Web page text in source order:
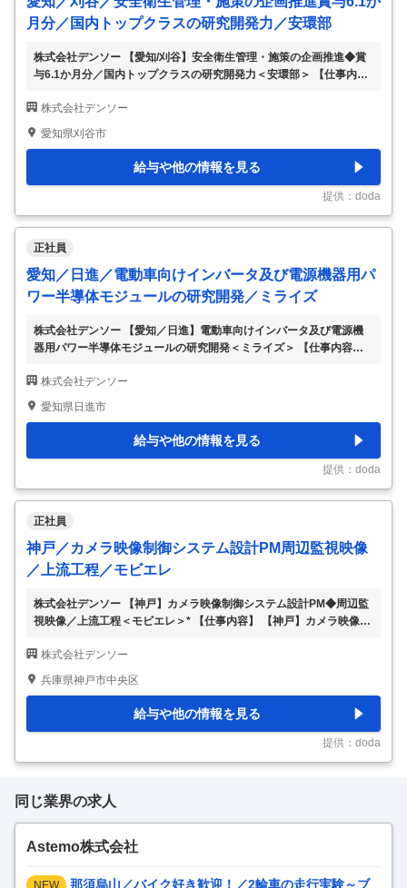
月分／国内トップクラスの研究開発力／安環部
株式会社デンソー 【愛知/刈谷】安全衛生管理・施策の企画推進◆賞
与6.1か月分／国内トップクラスの研究開発力＜安環部＞ 【仕事内
国内トップクラスの研究開発力＜安環部＞ 【具体的な仕事内容】 ※
安全衛生業務経験者、工学系知識をお持ちの方歓迎※ ■業務内容：
全、作業改善等） （3）設備・職場の安全衛生点検・指導 （4）各種
現場調査、解析（災害・事故調査、作業環境測定等） （5）安全衛生
基準類の作成 （6）法定届出業務 （7）安全衛生教育の企画、推進
（8）社内・国内・…
株式会社デンソー
愛知県刈谷市
給与や他の情報を見る
提供：doda
正社員
愛知／日進／電動車向けインバータ及び電源機器用パ
ワー半導体モジュールの研究開発／ミライズ
株式会社デンソー 【愛知／日進】電動車向けインバータ及び電源機
器用パワー半導体モジュールの研究開発＜ミライズ＞ 【仕事内容】
ジュールの研究開発＜ミライズ＞ 【具体的な仕事内容】 ～先端の車
載半導体研究に関わる仕事／尖った技術を持つ個性豊かなメンバー多
リッド車などに不可欠な次世代パワーエレクトロニクス製品における
パワー半導体モジュールの要素技術研究開発 ・接合・接着材料・プ
ロセス開発 ・放熱材料・構造開発、熱設計 ・多層配線基板材料・プ
ロセス開発 ・パッケージレイアウ…
株式会社デンソー
愛知県日進市
給与や他の情報を見る
提供：doda
正社員
神戸／カメラ映像制御システム設計PM周辺監視映像
／上流工程／モビエレ
株式会社デンソー 【神戸】カメラ映像制御システム設計PM◆周辺監
視映像／上流工程＜モビエレ＞* 【仕事内容】 【神戸】カメラ映像制
な仕事内容】 ◎カメラ映像の取得～画質調整～表示制御に関わるシ
ステム開発の上流工程に携われる ◎映像系ソフトウェア開発経験を
のキャリアアップが可能 ◎特定製品に閉じない技術領域で、幅広い
分野に応用可能なスキルを習得 ■募集背景： 映像技術の高度化に伴
い、カメラで取得した映像をリアルタイムに処理し、最適な形で表示
するシステムの重要性が高まって…
株式会社デンソー
兵庫県神戸市中央区
給与や他の情報を見る
提供：doda
同じ業界の求人
Astemo株式会社
NEW
那須烏山／バイク好き歓迎！／2輪車の走行実験～ブ